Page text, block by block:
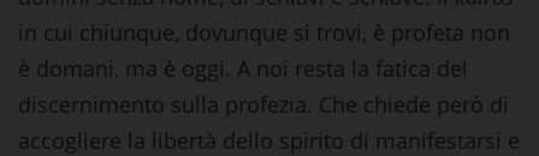
in cui chiunque, dovunque si trovi, è profeta non
è domani, ma è oggi. A noi resta la fatica del
discernimento sulla profezia. Che chiede però di
accogliere la libertà dello spirito di manifestarsi e